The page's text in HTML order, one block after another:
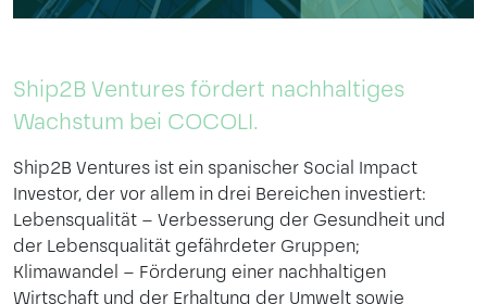
Ship2B Ventures fördert nachhaltiges
Wachstum bei COCOLI.
Ship2B Ventures ist ein spanischer Social Impact
Investor, der vor allem in drei Bereichen investiert:
Lebensqualität – Verbesserung der Gesundheit und
der Lebensqualität gefährdeter Gruppen;
Klimawandel – Förderung einer nachhaltigen
Wirtschaft und der Erhaltung der Umwelt sowie